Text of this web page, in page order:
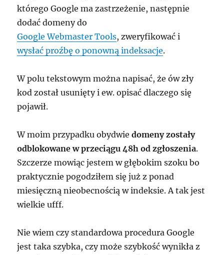
którego Google ma zastrzeżenie, następnie
dodać domeny do
Google Webmaster Tools, zweryfikować i
wysłać proźbę o ponowną indeksacje.
W polu tekstowym można napisać, że ów zły
kod został usunięty i ew. opisać dlaczego się
pojawił.
W moim przypadku obydwiedomeny zostały
odblokowane w przeciągu 48h od zgłoszenia.
Szczerze mowiąc jestem w głębokim szoku bo
praktycznie pogodziłem się już z ponad
miesięczną nieobecnością w indeksie. A tak jest
wielkie ufff.
Nie wiem czy standardowa procedura Google
jest taka szybka, czy może szybkość wynikła z